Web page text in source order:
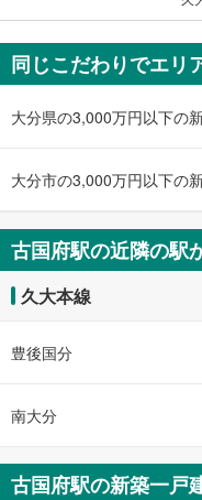
同じこだわりでエリ
大分県の3,000万円以下の
大分市の3,000万円以下の
古国府駅の近隣の駅
久大本線
豊後国分
南大分
古国府駅の新築一戸